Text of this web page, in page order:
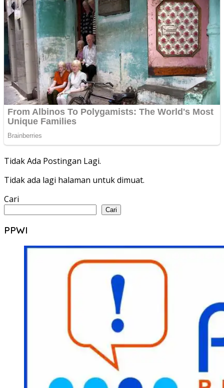
Tidak Ada Postingan Lagi.
Tidak ada lagi halaman untuk dimuat.
Cari
Cari
PPWI